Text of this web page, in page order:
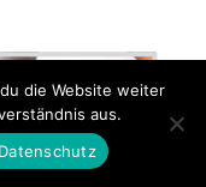
die Website weiter
aus.